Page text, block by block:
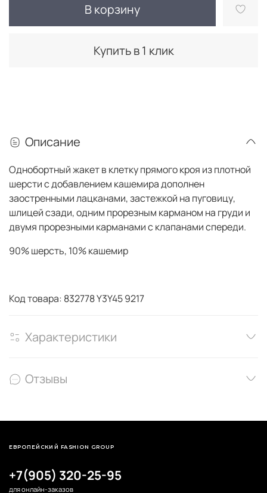
В корзину
Купить в 1 клик
Описание
Однобортный жакет в клетку прямого кроя из плотной
шерсти с добавлением кашемира дополнен
заостренными лацканами, застежкой на пуговицу,
шлицей сзади, одним прорезным карманом на груди и
двумя прорезными карманами с клапанами спереди.
90% шерсть, 10% кашемир
Код товара: 832778 Y3Y45 9217
Характеристики
Отзывы
+7(905) 320-25-95
для онлайн-заказов
ЕВРОПЕЙСКИЙ FASHION GROUP